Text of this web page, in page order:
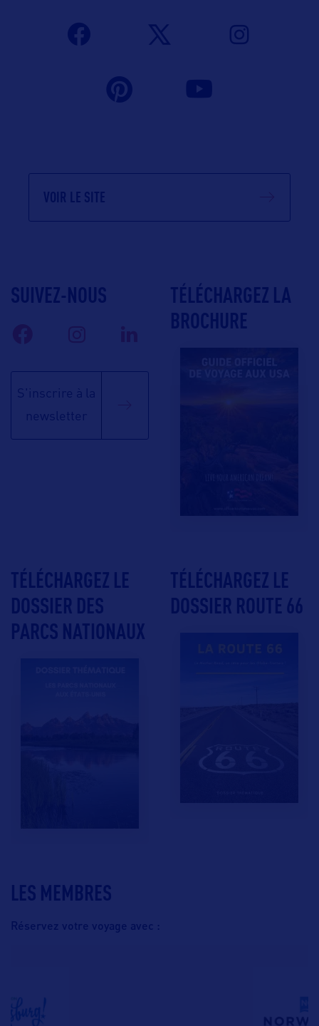
VOIR LE SITE
LES MEMBRES
Réservez votre voyage avec :
SUIVEZ-NOUS
S'inscrire à la
newsletter
TÉLÉCHARGEZ LA
BROCHURE
TÉLÉCHARGEZ LE
DOSSIER DES
PARCS NATIONAUX
TÉLÉCHARGEZ LE
DOSSIER ROUTE 66